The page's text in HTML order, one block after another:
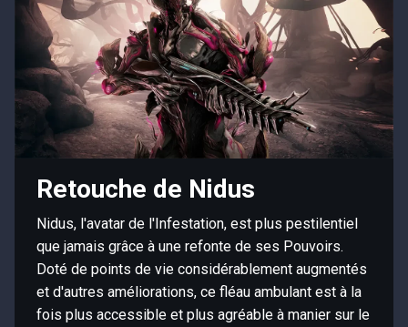
Retouche de Nidus
Nidus, l'avatar de l'Infestation, est plus pestilentiel
que jamais grâce à une refonte de ses Pouvoirs.
Doté de points de vie considérablement augmentés
et d'autres améliorations, ce fléau ambulant est à la
fois plus accessible et plus agréable à manier sur le